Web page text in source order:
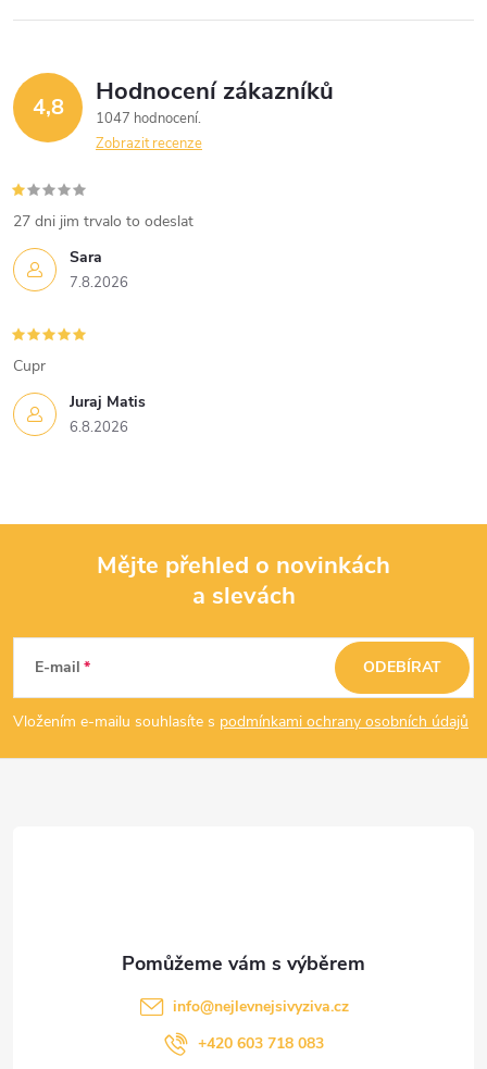
4,8 Hodnocení zákazníků
1047 hodnocení
Zobrazit recenze
Sara
7.8.2026
27 dni jim trvalo to odeslat
Juraj Matis
6.8.2026
Cupr
p
Mějte přehled o novinkách
a slevách
E-mail
Vložením e-mailu souhlasíte s podmínkami ochrany osobních údajů
ODEBÍRAT
info@nejlevnejsivyziva.cz
+420 603 718 083